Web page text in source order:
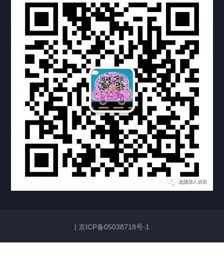
BC省温哥华
安省渥太华
曼省温尼伯
美国
中国香港
英国
| 京ICP备05038718号-1